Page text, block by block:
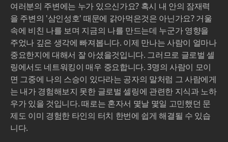
여러분의 주변에는 누가 있으신가요? 혹시 내 안의 잠재력
을 주변의 '삼인성호' 때문에 갉아먹은것은 아닌가요? 거울
속에 비친 나를 보며 지금의 나를 만드는데 누군가 영향을
주었나 깊은 생각에 빠져봅니다. 이제 만나는 사람이 얼마나
중요한지에 대해서 잘 아셨을것입니다. 그러므로 글로벌 셀
링에서도 네트워킹이 매우 중요합니다. 3명의 사람이 모이
면 그중에 나의 스승이 있다라는 공자의 말처럼 그 사람에게
는 내가 경험해보지 못한 글로벌 셀링에 관련한 지식과 노하
우가 있을 것입니다. 때로는 혼자서 몇날 몇일 고민했던 문
제도 이미 경험한 타인의 터치 한번에 쉽게 해결될 수 있습
니다.